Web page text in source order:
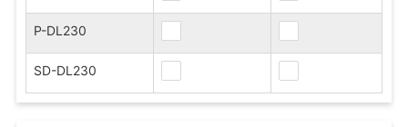
P-DL230
SD-DL230